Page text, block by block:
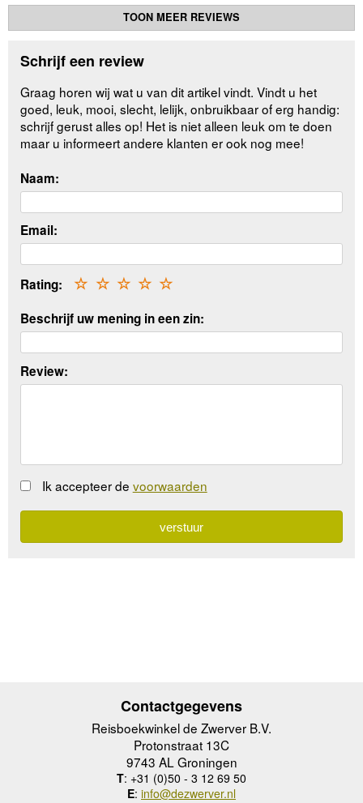
TOON MEER REVIEWS
Schrijf een review
Graag horen wij wat u van dit artikel vindt. Vindt u het
goed, leuk, mooi, slecht, lelijk, onbruikbaar of erg handig:
schrijf gerust alles op! Het is niet alleen leuk om te doen
maar u informeert andere klanten er ook nog mee!
Naam:
Email:
Rating: ☆
☆
☆
☆
☆
Beschrijf uw mening in een zin:
Review:
Ik accepteer de voorwaarden
Contactgegevens
Reisboekwinkel de Zwerver B.V.
Protonstraat 13C
9743 AL Groningen
T: +31 (0)50 - 3 12 69 50
E: info@dezwerver.nl